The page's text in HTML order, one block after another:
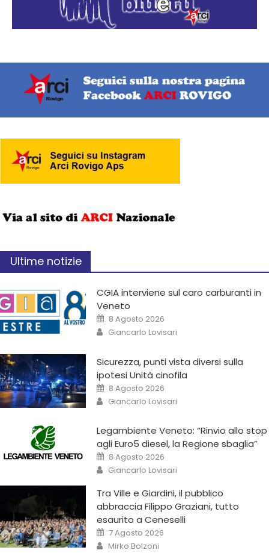
Ultime notizie
CGIA interviene sul caro carburanti in
Veneto
8 Agosto 2026
Giancarlo Lovisari
Sicurezza, punti vista diversi sulla
ipotesi Unità cinofila
8 Agosto 2026
Giancarlo Lovisari
Legambiente Veneto: “Rinvio allo stop
agli Euro5 diesel, la Regione sbaglia”
8 Agosto 2026
Giancarlo Lovisari
Tra Ville e Giardini, il pubblico
abbraccia Filippo Graziani, tutto
esaurito a Ceneselli
7 Agosto 2026
Mirko Bolzoni